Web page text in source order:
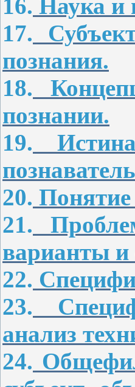
16. Наука и
17.
познания.
18.
познании.
19.
20. Понятие
21.
варианты и
22.
23.
анализ
24.